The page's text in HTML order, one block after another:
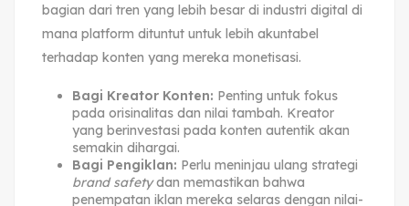
bagian dari tren yang lebih besar di industri digital di
mana platform dituntut untuk lebih akuntabel
terhadap konten yang mereka monetisasi.
Bagi Kreator Konten: Penting untuk fokus
pada orisinalitas dan nilai tambah. Kreator
yang berinvestasi pada konten autentik akan
semakin dihargai.
Bagi Pengiklan: Perlu meninjau ulang strategi
brand safetydan memastikan bahwa
penempatan iklan mereka selaras dengan nilai-